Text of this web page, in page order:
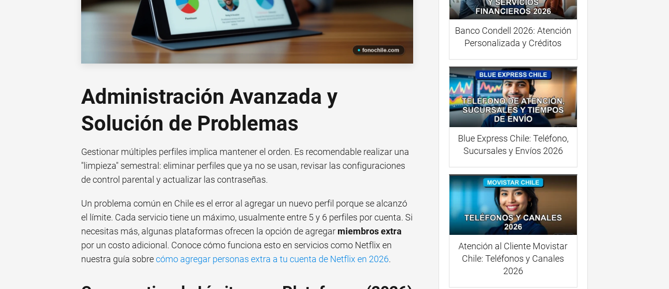
Administración Avanzada y
Solución de Problemas
Gestionar múltiples perfiles implica mantener el orden. Es recomendable realizar una
"limpieza" semestral: eliminar perfiles que ya no se usan, revisar las configuraciones
de control parental y actualizar las contraseñas.
Un problema común en Chile es el error al agregar un nuevo perfil porque se alcanzó
el límite. Cada servicio tiene un máximo, usualmente entre 5 y 6 perfiles por cuenta. Si
necesitas más, algunas plataformas ofrecen la opción de agregar miembros extra
por un costo adicional. Conoce cómo funciona esto en servicios como Netflix en
nuestra guía sobrecómo agregar personas extra a tu cuenta de Netflix en 2026.
Banco Condell 2026: Atención
Personalizada y Créditos
Blue Express Chile: Teléfono,
Sucursales y Envíos 2026
Atención al Cliente Movistar
Chile: Teléfonos y Canales
2026